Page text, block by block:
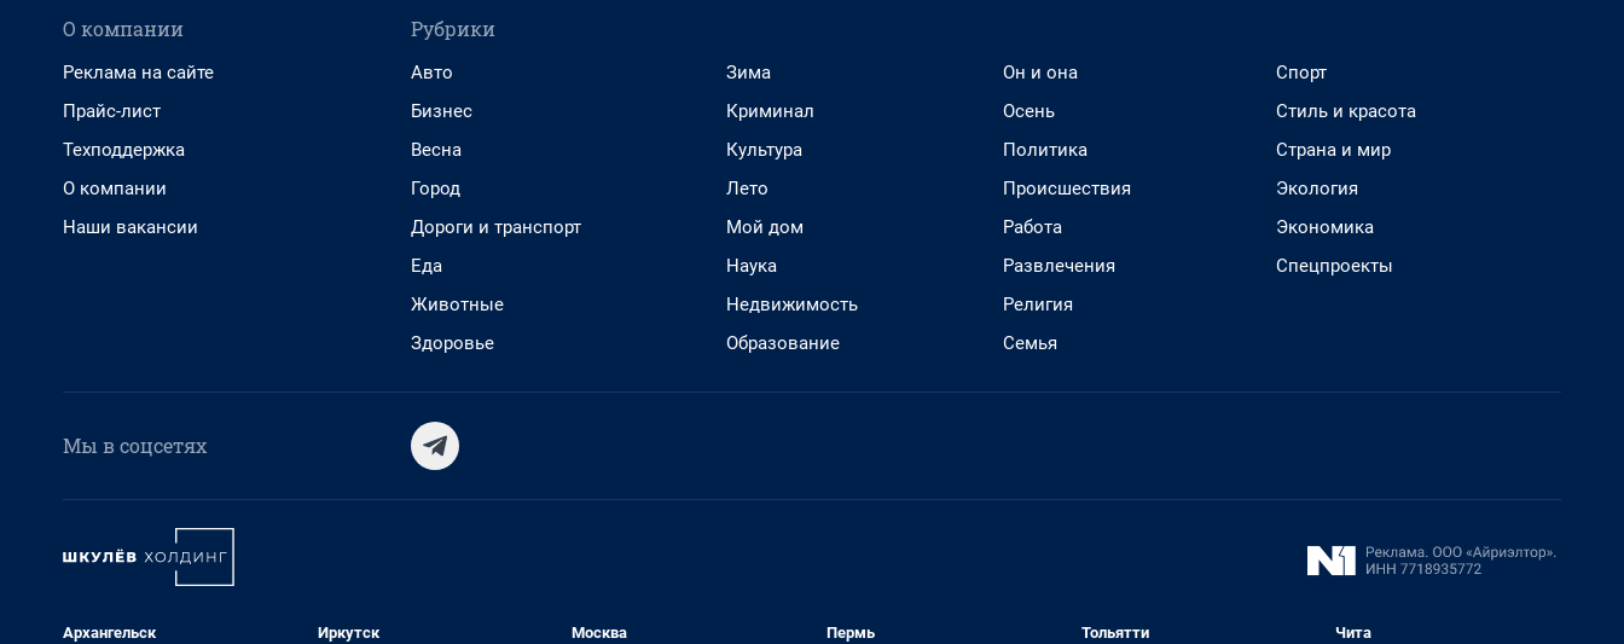
О компании
Реклама на сайте
Прайс-лист
Техподдержка
О компании
Наши вакансии
Рубрики
Авто
Бизнес
Весна
Город
Дороги и транспорт
Еда
Животные
Здоровье
Зима
Криминал
Культура
Лето
Мой дом
Наука
Недвижимость
Образование
Он и она
Осень
Политика
Происшествия
Работа
Развлечения
Религия
Семья
Спорт
Стиль и красота
Страна и мир
Экология
Экономика
Спецпроекты
Мы в соцсетях
Архангельск Иркутск Москва Пермь Тольятти Чита